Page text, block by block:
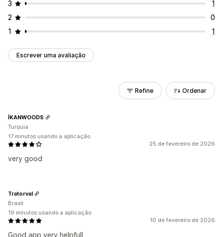
3
1
2
0
1
1
Escrever uma avaliação
Refine Ordenar
25 de fevereiro de 2026
very good
İKANWOODS
Turquia
17 minutos usando a aplicação
10 de fevereiro de 2026
Good app very helpfull
Tratorval
Brasil
19 minutos usando a aplicação